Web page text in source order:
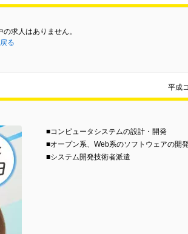
求人はありません。
る
平成
■コンピュータシステムの設計・開発
■オープン系、Web系のソフトウェアの開
■システム開発技術者派遣